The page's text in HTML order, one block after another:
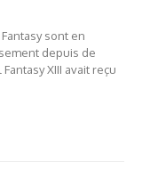
sont en
depuis de
XIII avait reçu